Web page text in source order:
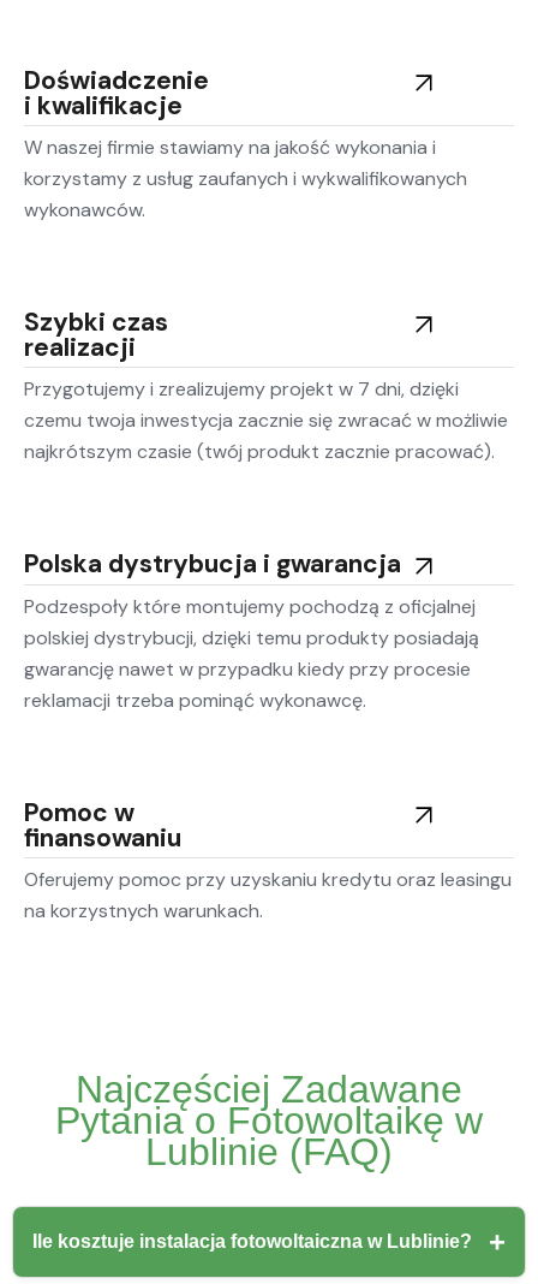
Doświadczenie
i kwalifikacje
W naszej firmie stawiamy na jakość wykonania i
korzystamy z usług zaufanych i wykwalifikowanych
wykonawców.
Szybki czas
realizacji
Przygotujemy i zrealizujemy projekt w 7 dni, dzięki
czemu twoja inwestycja zacznie się zwracać w możliwie
najkrótszym czasie (twój produkt zacznie pracować).
Polska dystrybucja i gwarancja
Podzespoły które montujemy pochodzą z oficjalnej
polskiej dystrybucji, dzięki temu produkty posiadają
gwarancję nawet w przypadku kiedy przy procesie
reklamacji trzeba pominąć wykonawcę.
Pomoc w
finansowaniu
Oferujemy pomoc przy uzyskaniu kredytu oraz leasingu
na korzystnych warunkach.
Najczęściej Zadawane
Pytania o Fotowoltaikę w
Lublinie (FAQ)
Ile kosztuje instalacja fotowoltaiczna w Lublinie?